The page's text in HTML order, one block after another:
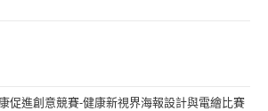
促進創意競賽-健康新視界海報設計與電繪比賽